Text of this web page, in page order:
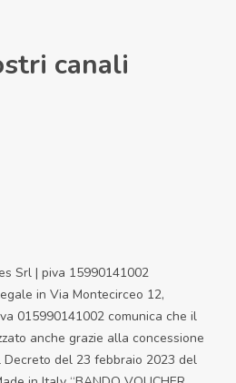
canali
Srl | piva 15990141002
in Via Montecirceo 12,
015990141002 comunica che il
anche grazie alla concessione
Decreto del 23 febbraio 2023 del